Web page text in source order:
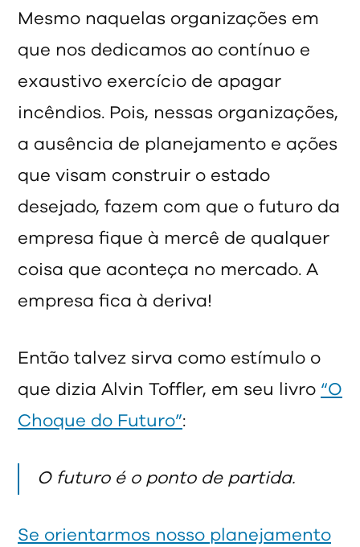
Mesmo naquelas organizações em
que nos dedicamos ao contínuo e
exaustivo exercício de apagar
incêndios. Pois, nessas organizações,
a ausência de planejamento e ações
que visam construir o estado
desejado, fazem com que o futuro da
empresa fique à mercê de qualquer
coisa que aconteça no mercado. A
empresa fica à deriva!
Então talvez sirva como estímulo o
que dizia Alvin Toffler, em seu livro “O
Choque do Futuro”:
O futuro é o ponto de partida.
Se orientarmos nosso planejamento